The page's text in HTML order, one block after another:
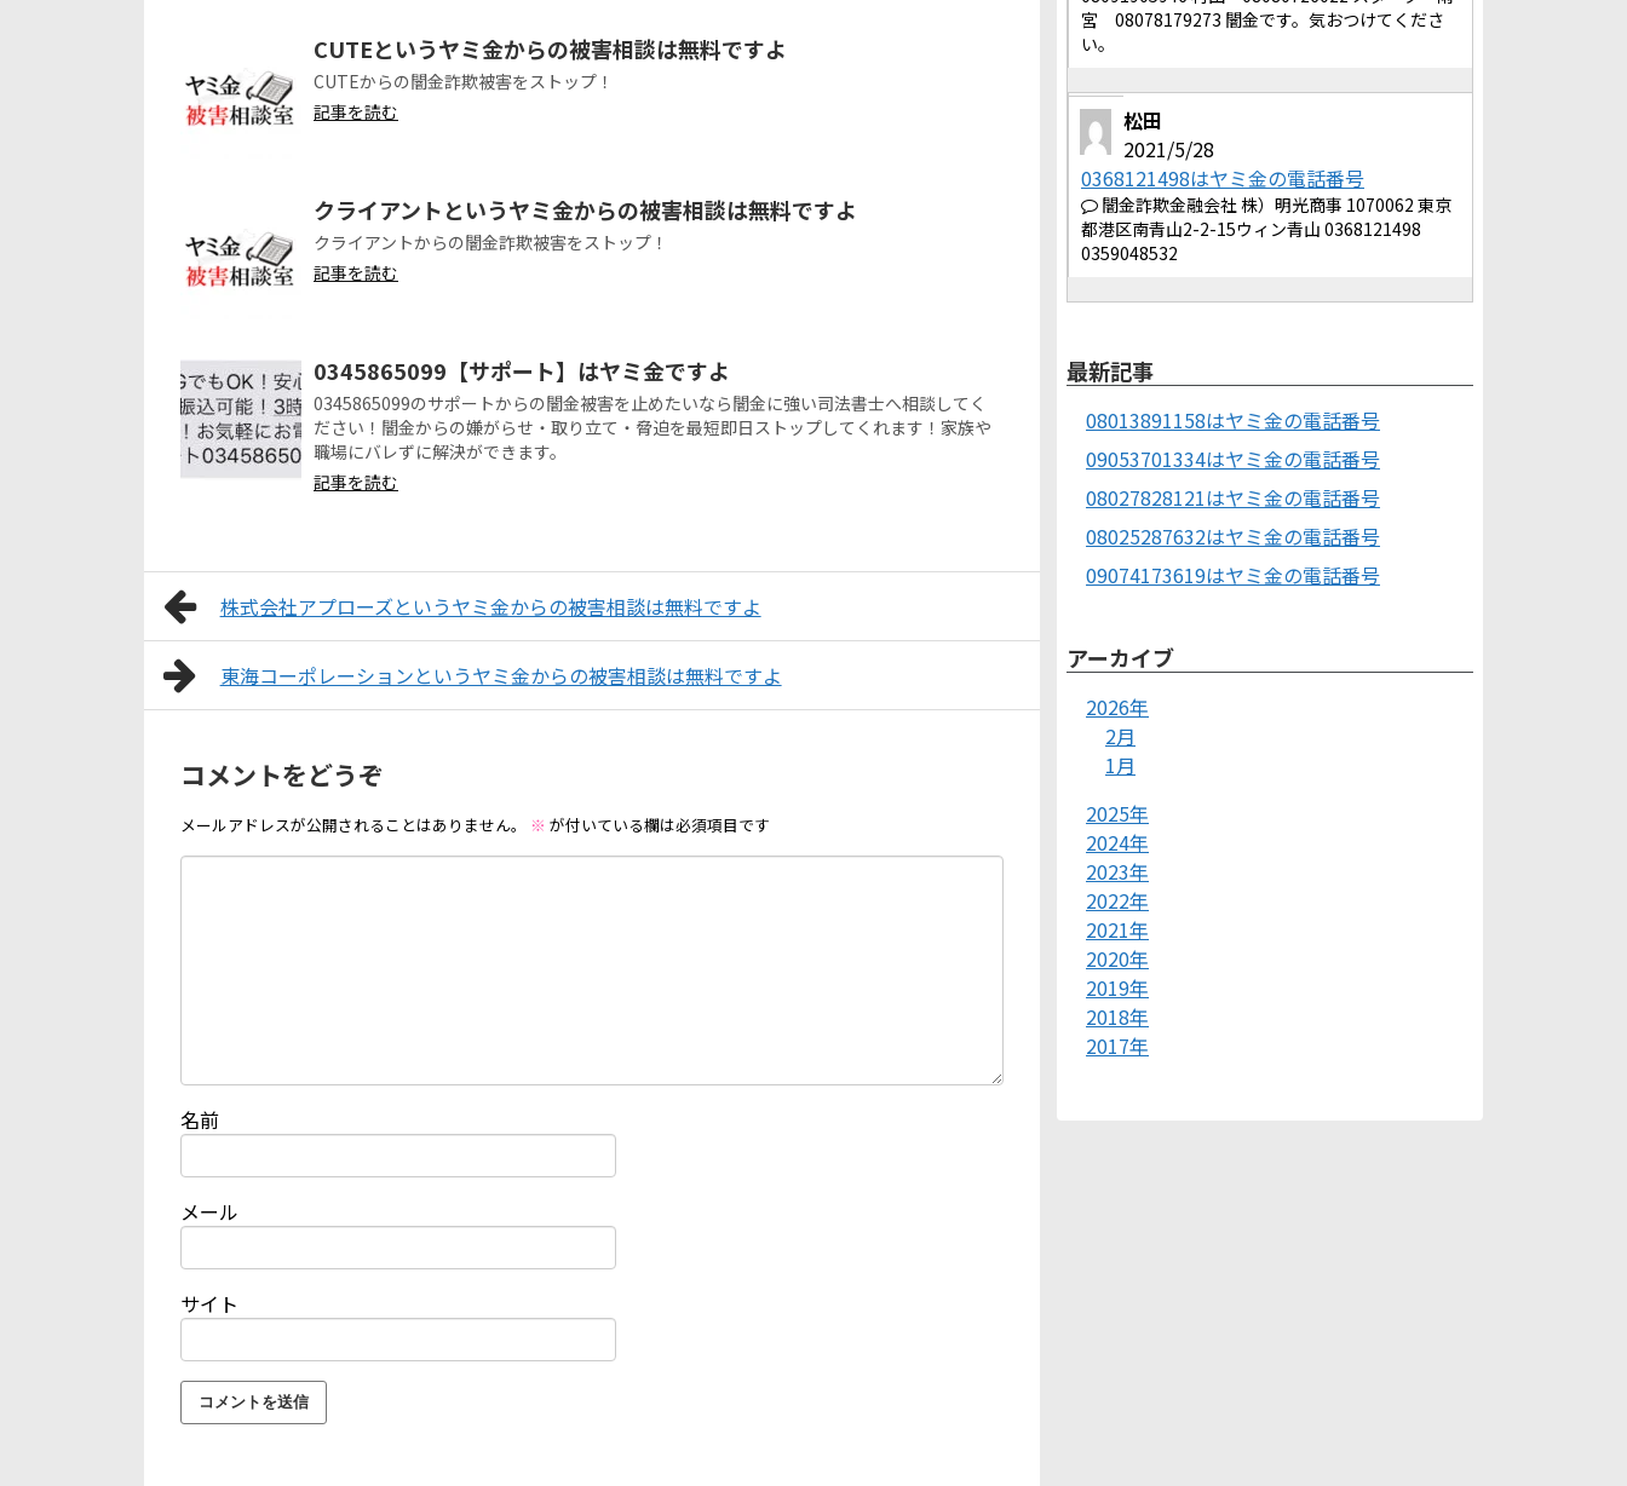
CUTEというヤミ金からの被害相談は無料ですよ
CUTEからの闇金詐欺被害をストップ！
記事を読む
クライアントというヤミ金からの被害相談は無料ですよ
クライアントからの闇金詐欺被害をストップ！
記事を読む
0345865099【サポート】はヤミ金ですよ
0345865099のサポートからの闇金被害を止めたいなら闇金に強い司法書士へ相談してく
ださい！闇金からの嫌がらせ・取り立て・脅迫を最短即日ストップしてくれます！家族や
職場にバレずに解決ができます。
記事を読む
株式会社アプローズというヤミ金からの被害相談は無料ですよ
東海コーポレーションというヤミ金からの被害相談は無料ですよ
コメントをどうぞ
メールアドレスが公開されることはありません。 ※ が付いている欄は必須項目です
名前
メール
サイト
宮 08078179273 闇金です。気おつけてくださ
い。
松田
2021/5/28
0368121498はヤミ金の電話番号
闇金詐欺金融会社 株）明光商事 1070062 東京
都港区南青山2-2-15ウィン青山 0368121498
0359048532
最新記事
08013891158はヤミ金の電話番号
09053701334はヤミ金の電話番号
08027828121はヤミ金の電話番号
08025287632はヤミ金の電話番号
09074173619はヤミ金の電話番号
アーカイブ
2026年
2月
1月
2025年
2024年
2023年
2022年
2021年
2020年
2019年
2018年
2017年